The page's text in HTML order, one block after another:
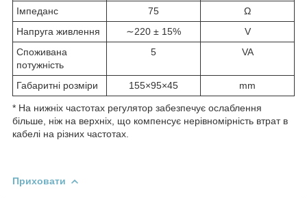
Імпеданс 75
Ω
Напруга живлення
∼220 ± 15%
V
Споживана
потужність
5 VA
Габаритні розміри 155×95×45 mm
* На нижніх частотах регулятор забезпечує ослаблення
більше, ніж на верхніх, що компенсує нерівномірність втрат в
кабелі на різних частотах.
Приховати